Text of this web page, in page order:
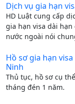
Dịch vụ gia hạn
HD Luật cung cấp
gia hạn visa dài
nước ngoài nói
Hồ sơ gia hạn
Ninh
Thủ tục, hồ sơ cụ
tháng đén 1 năm.